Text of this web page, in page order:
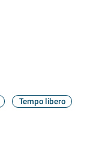
Tempo libero